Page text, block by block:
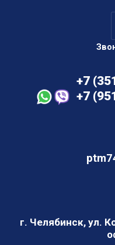
+7
+7
г. Челябинск, ул.